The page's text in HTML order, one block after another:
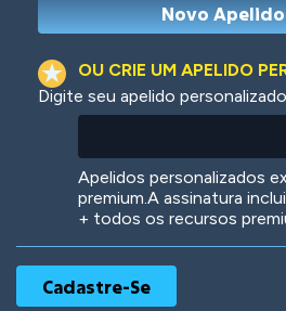
OU CRIE UM APELIDO
Digite seu apelido personalizado
Apelidos personalizados
premium.A assinatura
+ todos os recursos